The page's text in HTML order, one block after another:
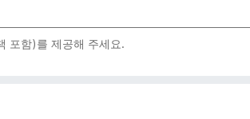
포함)를 제공해 주세요.